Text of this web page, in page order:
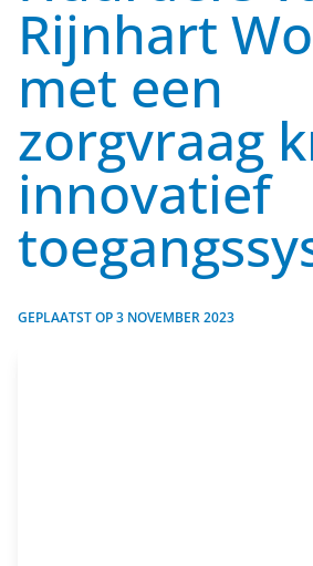
Rijnhart
met een
zorgvraag
innovatief
GEPLAATST OP3 NOVEMBER 2023